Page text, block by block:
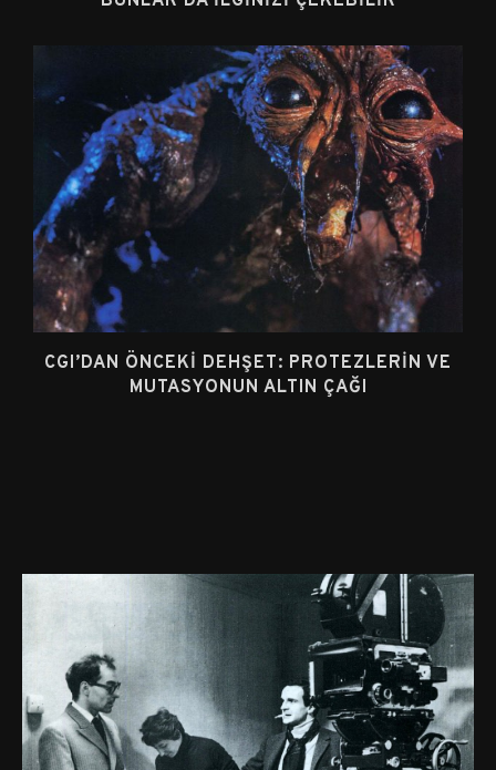
CGI’DAN ÖNCEKI DEHŞET: PROTEZLERIN VE
MUTASYONUN ALTIN ÇAĞI